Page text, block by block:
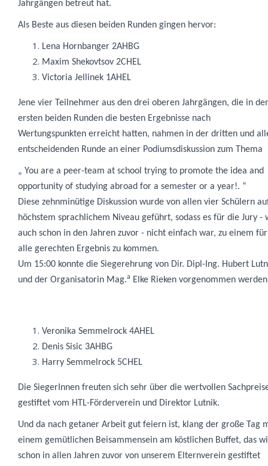
Jahrgängen betreut hat.
Als Beste aus diesen beiden Runden gingen hervor:
Lena Hornbanger 2AHBG
Maxim Shekovtsov 2CHEL
Victoria Jellinek 1AHEL
Jene vier Teilnehmer aus den drei oberen Jahrgängen, die in
ersten beiden Runden die besten Ergebnisse nach
Wertungspunkten erreicht hatten, nahmen in der dritten und
entscheidenden Runde an einer Podiumsdiskussion zum Thema
„ You are a peer-team at school trying to promote the idea and
opportunity of studying abroad for a semester or a year!. “
Diese zehnminütige Diskussion wurde von allen vier Schülern
höchstem sprachlichem Niveau geführt, sodass es für die Jury -
auch schon in den Jahren zuvor - nicht einfach war, zu einem für
alle gerechten Ergebnis zu kommen.
Um 15:00 konnte die Siegerehrung von Dir. Dipl-Ing. Hubert
und der Organisatorin Mag.a Elke Rieken vorgenommen
Veronika Semmelrock 4AHEL
Denis Sisic 3AHBG
Harry Semmelrock 5CHEL
Die SiegerInnen freuten sich sehr über die wertvollen
gestiftet vom HTL-Förderverein und Direktor Lutnik.
Und da nach getaner Arbeit gut feiern ist, klang der große Tag
einem gemütlichen Beisammensein am köstlichen Buffet, das
schon in allen Jahren zuvor von unserem Elternverein gestiftet